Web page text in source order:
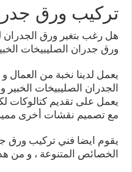
تركيب ورق
هل رغب بتغير ورق
ورق جدران الصليبيخات
يعمل لدينا نخبة من العمال
الجدران الصليبيخات الخبير
يعمل على تقديم كتالوكات
مع تصميم نقشات أخرى
يقوم ايضا فني تركيب ورق
الخصائص المتنوعة ، و من